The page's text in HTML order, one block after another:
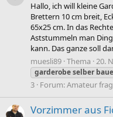
Hallo, ich will kleine
Brettern 10 cm breit,
65x25 cm. In das
Aststummeln man
kann. Das ganze soll
muesli89 Thema 20.
garderobeselber
3 Forum:Amateur
Vorzimmer aus